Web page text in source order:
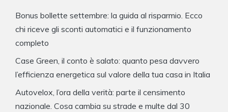
Bonus bollette settembre: la guida al risparmio. Ecco
chi riceve gli sconti automatici e il funzionamento
completo
Case Green, il conto è salato: quanto pesa davvero
l’efficienza energetica sul valore della tua casa in Italia
Autovelox, l’ora della verità: parte il censimento
nazionale. Cosa cambia su strade e multe dal 30